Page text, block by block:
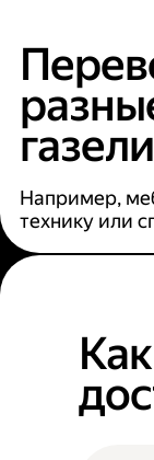
газели
Например,
технику или